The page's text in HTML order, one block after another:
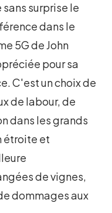
surprise le
dans le
5G de John
pour sa
C'est un choix de
de labour, de
dans les grands
étroite et
de vignes,
dommages aux